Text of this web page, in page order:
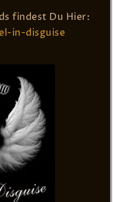
findest Du Hier:
in-disguise